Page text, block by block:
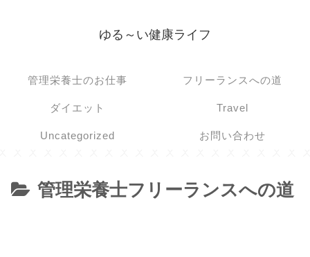
ゆる～い健康ライフ
管理栄養士のお仕事 フリーランスへの道
ダイエット Travel
Uncategorized お問い合わせ
管理栄養士フリーランスへの道